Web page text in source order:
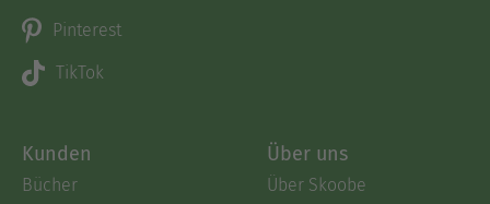
Pinterest
TikTok
Kunden
Bücher
Über uns
Über Skoobe